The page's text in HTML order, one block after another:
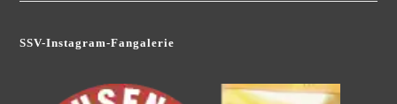
SSV-Instagram-Fangalerie